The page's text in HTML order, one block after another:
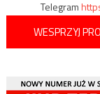
Telegram
WESPRZYJ